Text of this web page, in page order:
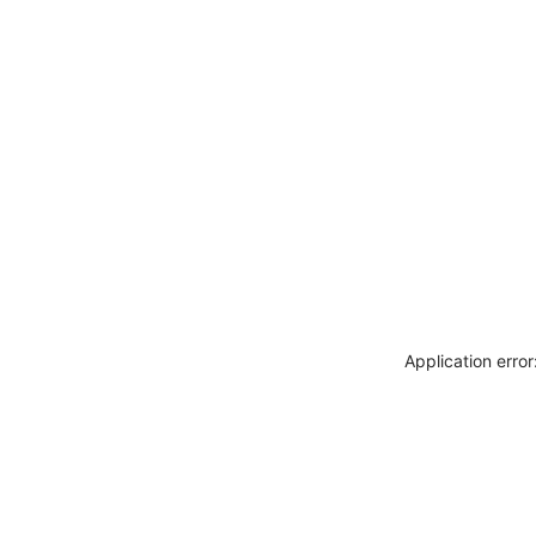
Application